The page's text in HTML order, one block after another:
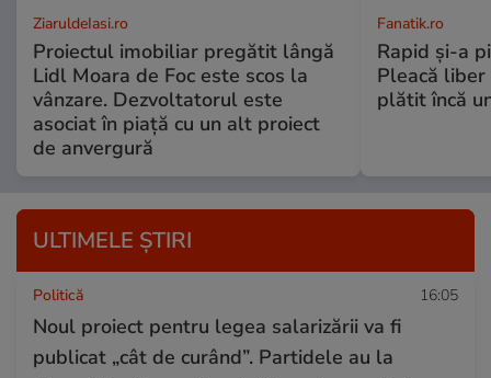
ZiaruldeIasi.ro
Proiectul imobiliar pregătit lângă
Lidl Moara de Foc este scos la
vânzare. Dezvoltatorul este
asociat în piață cu un alt proiect
de anvergură
Fanatik.ro
Rapid și-a
Pleacă
plătit încă
ULTIMELE ȘTIRI
Politică 16:05
Noul proiect pentru legea salarizării va fi
publicat „cât de curând”. Partidele au la